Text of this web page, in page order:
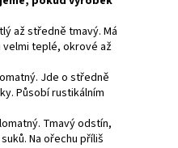
až středně tmavý. Má
velmi teplé, okrové až
Jde o středně
Působí rustikálním
Tmavý odstín,
Na ořechu příliš